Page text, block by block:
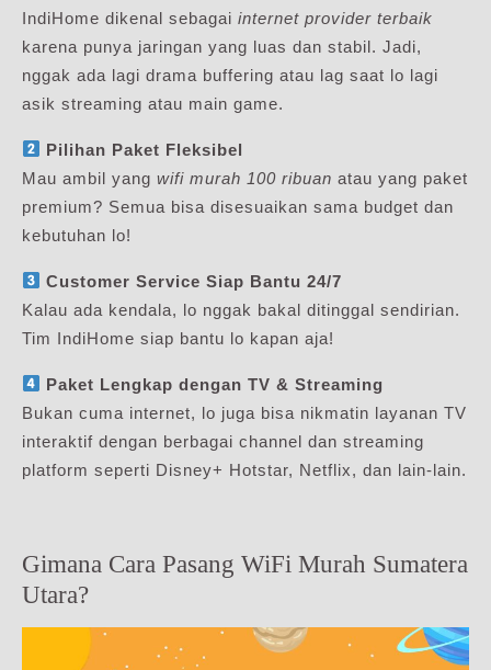
IndiHome dikenal sebagai internet provider terbaik
karena punya jaringan yang luas dan stabil. Jadi,
nggak ada lagi drama buffering atau lag saat lo lagi
asik streaming atau main game.
Pilihan Paket Fleksibel
Mau ambil yang wifi murah 100 ribuan atau yang paket
premium? Semua bisa disesuaikan sama budget dan
kebutuhan lo!
Customer Service Siap Bantu 24/7
Kalau ada kendala, lo nggak bakal ditinggal sendirian.
Tim IndiHome siap bantu lo kapan aja!
Paket Lengkap dengan TV & Streaming
Bukan cuma internet, lo juga bisa nikmatin layanan TV
interaktif dengan berbagai channel dan streaming
platform seperti Disney+ Hotstar, Netflix, dan lain-lain.
Gimana Cara Pasang WiFi Murah Sumatera
Utara?